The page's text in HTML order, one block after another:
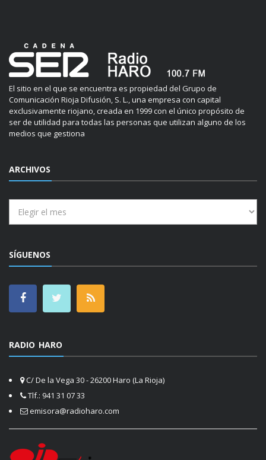
El sitio en el que se encuentra es propiedad del Grupo de
Comunicación Rioja Difusión, S. L., una empresa con capital
exclusivamente riojano, creada en 1999 con el único propósito de
ser de utilidad para todas las personas que utilizan alguno de los
medios que gestiona
ARCHIVOS
SÍGUENOS
RADIO HARO
C/ De la Vega 30 - 26200 Haro (La Rioja)
Tlf.: 941 31 07 33
emisora@radioharo.com